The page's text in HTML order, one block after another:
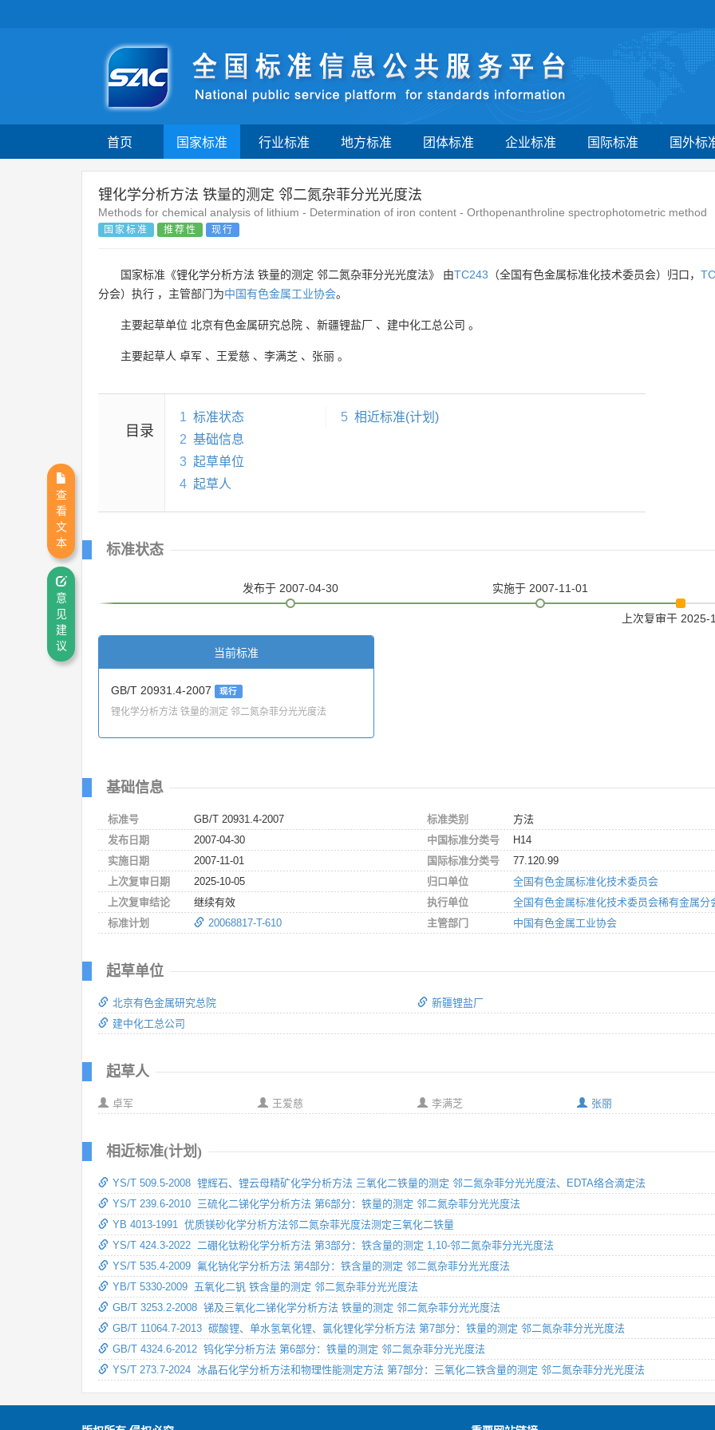
首页 国家标准 行业标准 地方标准 团体标准 企业标准 国际标准 国外标
锂化学分析方法 铁量的测定 邻二氮杂菲分光光度法
Methods for chemical analysis of lithium - Determination of iron content - Orthopenanthroline spectrophotometric method
国家标准 推荐性 现行
国家标准《锂化学分析方法 铁量的测定 邻二氮杂菲分光光度法》 由TC243 （全国有色金属标准化技术委员会）归口，
分会）执行 ，主管部门为中国有色金属工业协会。
主要起草单位 北京有色金属研究总院 、 新疆锂盐厂 、 建中化工总公司 。
主要起草人 卓军 、 王爱慈 、 李满芝 、 张丽 。
目录
1 标准状态
2 基础信息
3 起草单位
4 起草人
5 相近标准(计划)
标准状态
发布于 2007-04-30 实施于 2007-11-01
上次复审于 2025-
当前标准
GB/T 20931.4-2007 现行
锂化学分析方法 铁量的测定 邻二氮杂菲分光光度法
基础信息
标准号
GB/T 20931.4-2007
发布日期
2007-04-30
实施日期
2007-11-01
上次复审日期
2025-10-05
上次复审结论
继续有效
标准计划
20068817-T-610
标准类别
方法
中国标准分类号
H14
国际标准分类号
77.120.99
归口单位
全国有色金属标准化技术委员会
执行单位
全国有色金属标准化技术委员会稀有金属分
主管部门
中国有色金属工业协会
起草单位
北京有色金属研究总院
建中化工总公司
新疆锂盐厂
起草人
卓军 王爱慈 李满芝 张丽
相近标准(计划)
YS/T 509.5-2008 锂辉石、锂云母精矿化学分析方法 三氧化二铁量的测定 邻二氮杂菲分光光度法、EDTA络合滴定法
YS/T 239.6-2010 三硫化二锑化学分析方法 第6部分：铁量的测定 邻二氮杂菲分光光度法
YB 4013-1991 优质镁砂化学分析方法邻二氮杂菲光度法测定三氧化二铁量
YS/T 424.3-2022 二硼化钛粉化学分析方法 第3部分：铁含量的测定 1,10-邻二氮杂菲分光光度法
YS/T 535.4-2009 氟化钠化学分析方法 第4部分：铁含量的测定 邻二氮杂菲分光光度法
YB/T 5330-2009 五氧化二钒 铁含量的测定 邻二氮杂菲分光光度法
GB/T 3253.2-2008 锑及三氧化二锑化学分析方法 铁量的测定 邻二氮杂菲分光光度法
GB/T 11064.7-2013 碳酸锂、单水氢氧化锂、氯化锂化学分析方法 第7部分：铁量的测定 邻二氮杂菲分光光度法
GB/T 4324.6-2012 钨化学分析方法 第6部分：铁量的测定 邻二氮杂菲分光光度法
YS/T 273.7-2024 冰晶石化学分析方法和物理性能测定方法 第7部分：三氧化二铁含量的测定 邻二氮杂菲分光光度法
查
看
文
本
意
见
建
议